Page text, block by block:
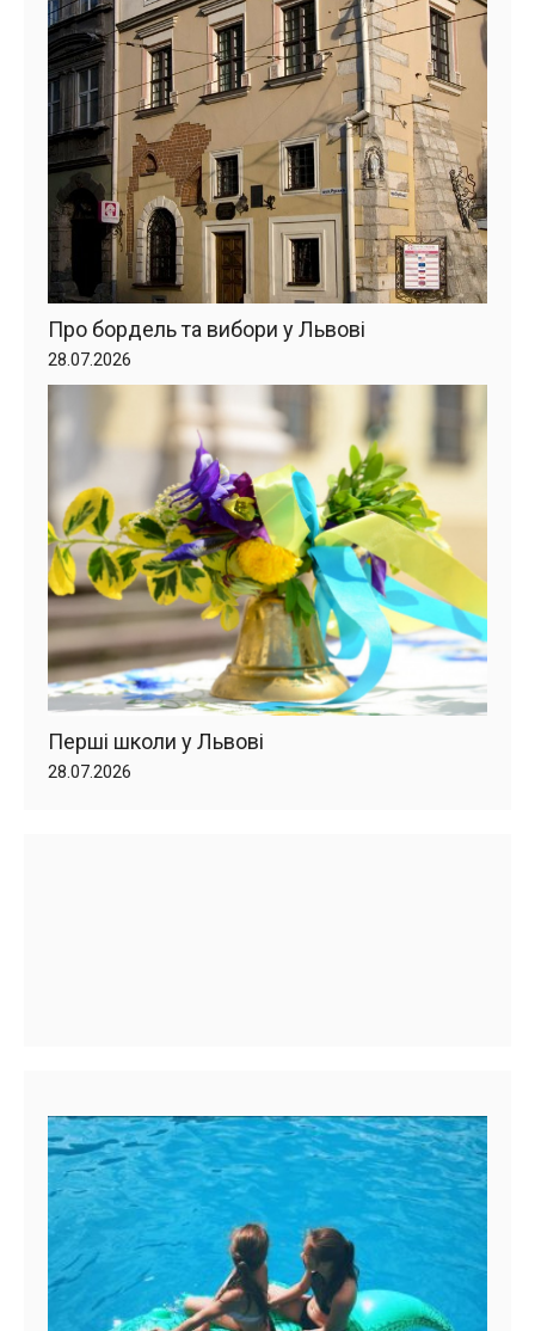
Про бордель та вибори у Львові
28.07.2026
Перші школи у Львові
28.07.2026